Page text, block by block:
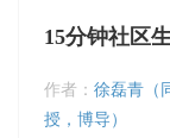
15分钟社区
作者： 徐磊青（
授，博导）